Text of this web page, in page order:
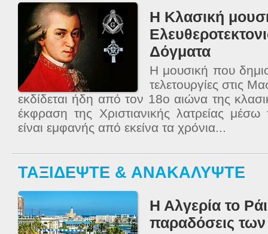
Η Κλασική
Δόγματα
Η μουσική που
τελετουργίες στις
εκδίδεται ήδη από τον 18ο αιώνα της
έκφραση της Χριστιανικής λατρείας μέσω
είναι εμφανής από εκείνα τα χρόνια...
ΤΑΞΙΔΕΨΤΕ & ΑΝΑΚΑΛΥΨΤΕ
Η Αλγερία το
παραδόσεις